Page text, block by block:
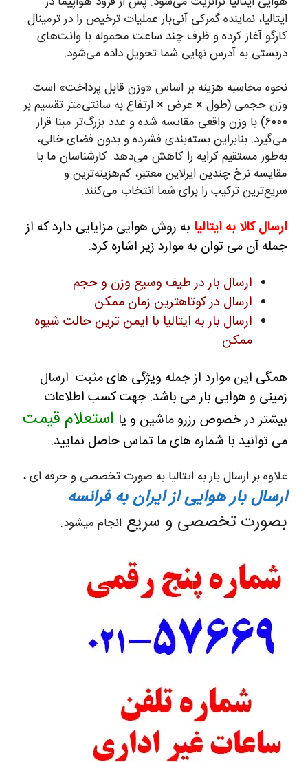
ایتالیا، نماینده گمرکی آنی‌بار عملیات ترخیص را در ترمینال
کارگو آغاز کرده و ظرف چند ساعت محموله با وانت‌های
دربستی به آدرس نهایی شما تحویل داده می‌شود.
نحوه محاسبه هزینه بر اساس «وزن قابل پرداخت» است.
وزن حجمی (طول × عرض × ارتفاع به سانتی‌متر تقسیم بر
۶۰۰۰) با وزن واقعی مقایسه شده و عدد بزرگ‌تر مبنا قرار
می‌گیرد. بنابراین بسته‌بندی فشرده و بدون فضای خالی،
به‌طور مستقیم کرایه را کاهش می‌دهد. کارشناسان ما با
مقایسه نرخ چندین ایرلاین معتبر، کم‌هزینه‌ترین و
سریع‌ترین ترکیب را برای شما انتخاب می‌کنند.
ارسال کالا به ایتالیا به روش هوایی مزایایی دارد که از
جمله آن می توان به موارد زیر اشاره کرد.
ارسال بار در طیف وسیع وزن و حجم
ارسال در کوتاهترین زمان ممکن
ارسال بار به ایتالیا با ایمن ترین حالت شیوه
ممکن
همگی این موارد از جمله ویژگی های مثبت ارسال
زمینی و هوایی بار می باشد. جهت کسب اطلاعات
بیشتر در خصوص رزرو ماشین و یا استعلام قیمت
می توانید با شماره های ما تماس حاصل نمایید.
علاوه بر ارسال بار به ایتالیا به صورت تخصصی و حرفه ای ،
ارسال بار هوایی از ایران به فرانسه
بصورت تخصصی و سریع انجام میشود.